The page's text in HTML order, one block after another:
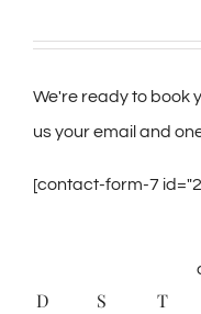
We're ready to book
us your email and
[contact-form-7
D S T